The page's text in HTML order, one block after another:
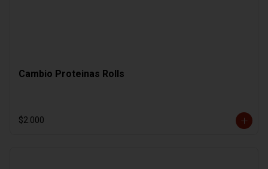
Cambio Proteinas Rolls
$2.000